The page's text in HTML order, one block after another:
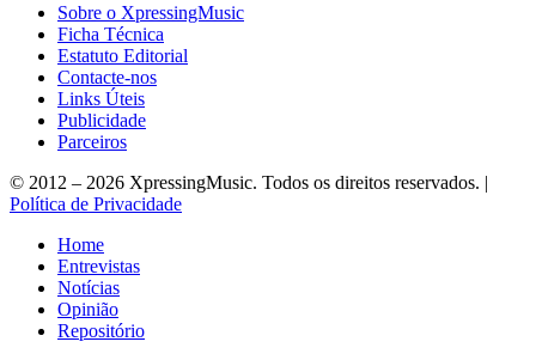
Sobre o XpressingMusic
Ficha Técnica
Estatuto Editorial
Contacte-nos
Links Úteis
Publicidade
Parceiros
© 2012 – 2026 XpressingMusic. Todos os direitos reservados. |
Política de Privacidade
Home
Entrevistas
Notícias
Opinião
Repositório